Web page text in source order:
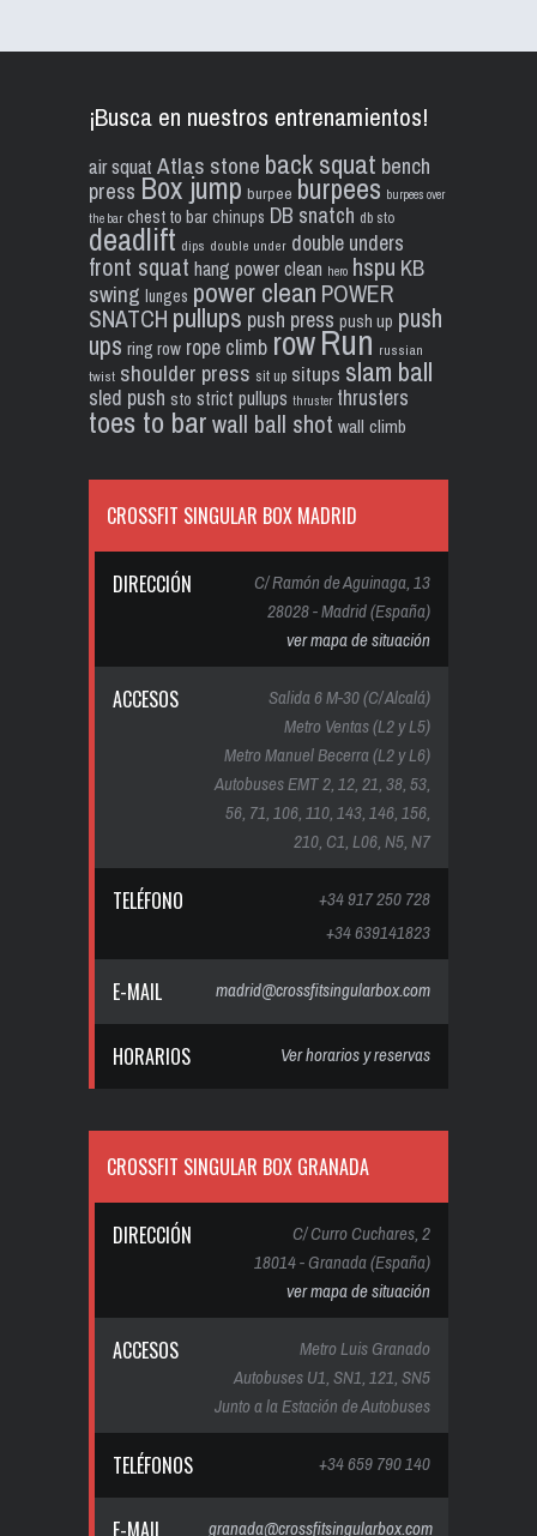
¡Busca en nuestros entrenamientos!
air squat Atlas stone back squat bench
press Box jump burpee burpees burpees over
the bar chest to bar chinups DB snatch db sto
deadlift dips double under double unders
front squat hang power clean hero hspu KB
swing lunges power clean POWER
SNATCH pullups push press push up push
ups ring row rope climb rowRun russian
twist shoulder press sit up situps slam ball
sled push sto strict pullups thruster thrusters
toes to barwall ball shot wall climb
CROSSFIT SINGULAR BOX MADRID
DIRECCIÓN
C/ Ramón de Aguinaga, 13
28028 - Madrid (España)
ver mapa de situación
ACCESOS
Salida 6 M-30 (C/ Alcalá)
Metro Ventas (L2 y L5)
Metro Manuel Becerra (L2 y L6)
Autobuses EMT 2, 12, 21, 38, 53,
56, 71, 106, 110, 143, 146, 156,
210, C1, L06, N5, N7
TELÉFONO
+34 917 250 728
+34 639141823
E-MAIL madrid@crossfitsingularbox.com
HORARIOS Ver horarios y reservas
CROSSFIT SINGULAR BOX GRANADA
DIRECCIÓN
C/ Curro Cuchares, 2
18014 - Granada (España)
ver mapa de situación
ACCESOS
Metro Luis Granado
Autobuses U1, SN1, 121, SN5
Junto a la Estación de Autobuses
TELÉFONOS +34 659 790 140
E-MAIL granada@crossfitsingularbox.com